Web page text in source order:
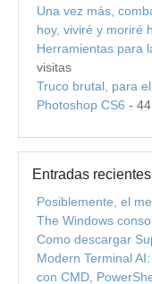
Una vez más,
hoy, viviré y moriré
Herramientas para
visitas
Truco brutal, para
Photoshop CS6 -
Entradas recientes
Posiblemente, el
The Windows
Como descargar
Modern Terminal
con CMD,